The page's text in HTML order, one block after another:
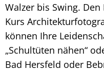
Walzer bis Swing.
Kurs
können Ihre
„Schultüten nähen“
Bad Hersfeld oder